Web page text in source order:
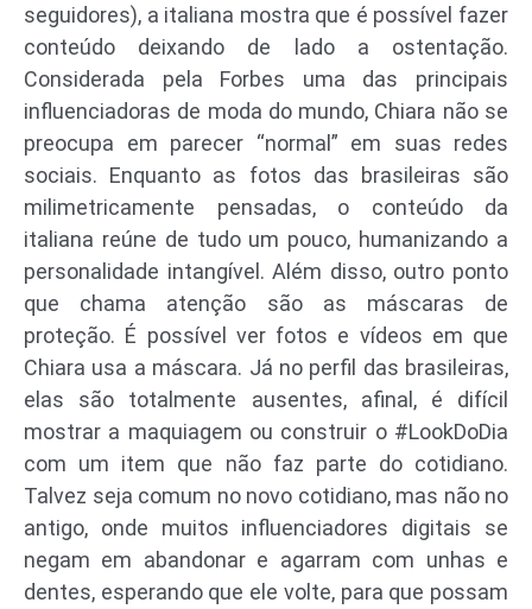
seguidores), a italiana mostra que é possível fazer
conteúdo deixando de lado a ostentação.
Considerada pela Forbes uma das principais
influenciadoras de moda do mundo, Chiara não se
preocupa em parecer “normal” em suas redes
sociais. Enquanto as fotos das brasileiras são
milimetricamente pensadas, o conteúdo da
italiana reúne de tudo um pouco, humanizando a
personalidade intangível. Além disso, outro ponto
que chama atenção são as máscaras de
proteção. É possível ver fotos e vídeos em que
Chiara usa a máscara. Já no perfil das brasileiras,
elas são totalmente ausentes, afinal, é difícil
mostrar a maquiagem ou construir o #LookDoDia
com um item que não faz parte do cotidiano.
Talvez seja comum no novo cotidiano, mas não no
antigo, onde muitos influenciadores digitais se
negam em abandonar e agarram com unhas e
dentes, esperando que ele volte, para que possam